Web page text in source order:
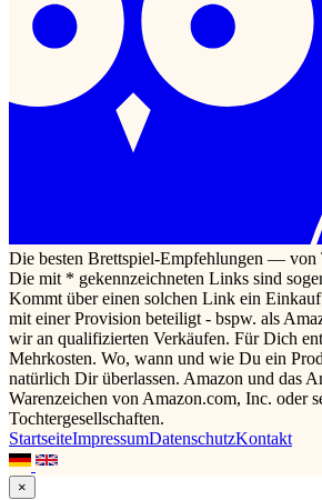
Die besten Brettspiel-Empfehlungen — von
Die mit * gekennzeichneten Links sind
Kommt über einen solchen Link ein
mit einer Provision beteiligt - bspw. als
wir an qualifizierten Verkäufen. Für Dich
Mehrkosten. Wo, wann und wie Du ein
natürlich Dir überlassen. Amazon und das
Warenzeichen von Amazon.com, Inc. oder
Tochtergesellschaften.
StartseiteImpressumDatenschutzKontakt
×